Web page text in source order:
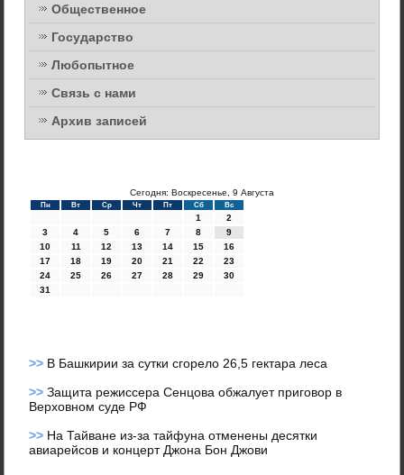
Общественное
Государство
Любопытное
Связь с нами
Архив записей
Сегодня: Воскресенье, 9 Августа
Пн Вт Ср Чт Пт Сб Вс
1
2
3
4 5 6 7 8
9
10
11 12 13 14 15
16
17
18 19 20 21 22
23
24
25 26 27 28 29
30
31
>> В Башкирии за сутки сгорело 26,5 гектара леса
>>Защита режиссера Сенцова обжалует приговор в
Верховном суде РФ
>> На Тайване из-за тайфуна отменены десятки
авиарейсов и концерт Джона Бон Джови